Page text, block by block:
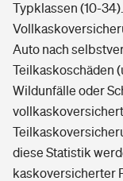
Typklassen (10-
Auto nach
Teilkaskoschäden
Wildunfälle oder
diese Statistik
kaskoversicherter